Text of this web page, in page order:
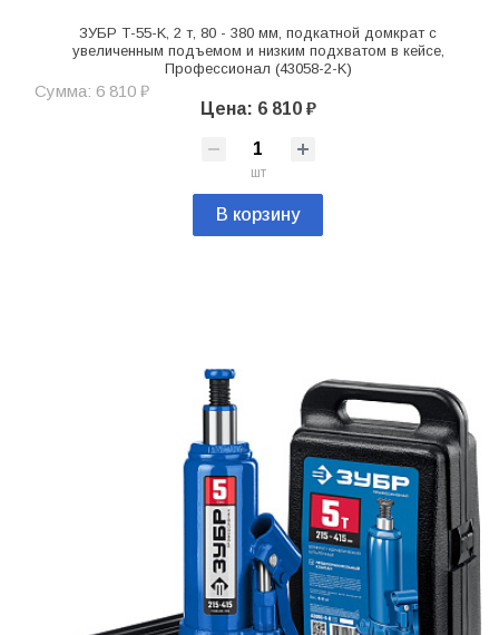
ЗУБР Т-55-K, 2 т, 80 - 380 мм, подкатной домкрат с
увеличенным подъемом и низким подхватом в кейсе,
Профессионал (43058-2-K)
Сумма: 6 810 ₽
Цена: 6 810 ₽
шт
В корзину